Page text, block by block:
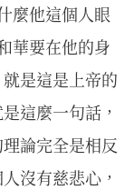
麼他這個人眼
華要在他的身
是這是上帝的
這麼一句話，
論完全是相反
沒有慈悲心，